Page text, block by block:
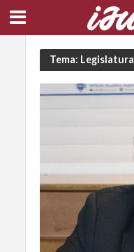
Tema: Legislatura